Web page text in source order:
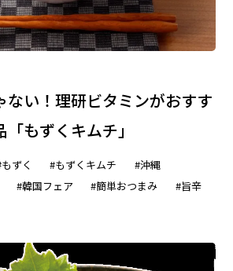
ない！理研ビタミンがおすす
もずくキムチ」
ずく #もずくキムチ
#沖縄
#韓国フェア #簡単おつまみ #旨辛